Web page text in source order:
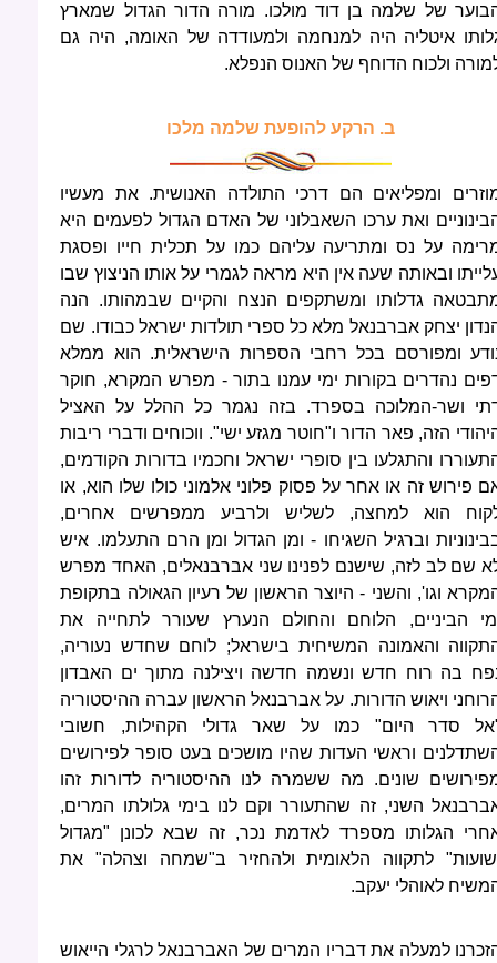
של שלמה בן דוד מולכו. מורה הדור הגדול שמארץ
איטליה היה למנחמה ולמעודדה של האומה, היה גם
ולכוח הדוחף של האנוס הנפלא.
ב. הרקע להופעת שלמה מלכו
ומפליאים הם דרכי התולדה האנושית. את מעשיו
ואת ערכו השאבלוני של האדם הגדול לפעמים היא
על נס ומתריעה עליהם כמו על תכלית חייו ופסגת
ובאותה שעה אין היא מראה לגמרי על אותו הניצוץ שבו
גדלותו ומשתקפים הנצח והקיים שבמהותו. הנה
יצחק אברבנאל מלא כל ספרי תולדות ישראל כבודו. שם
ומפורסם בכל רחבי הספרות הישראלית. הוא ממלא
נהדרים בקורות ימי עמנו בתור - מפרש המקרא, חוקר
ושר-המלוכה בספרד. בזה נגמר כל ההלל על האציל
הזה, פאר הדור ו"חוטר מגזע ישי". ווכוחים ודברי ריבות
והתגלעו בין סופרי ישראל וחכמיו בדורות הקודמים,
פירוש זה או אחר על פסוק פלוני אלמוני כולו שלו הוא, או
הוא למחצה, לשליש ולרביע ממפרשים אחרים,
וברגיל השגיחו - ומן הגדול ומן הרם התעלמו. איש
שם לב לזה, שישנם לפנינו שני אברבנאלים, האחד מפרש
וגו', והשני - היוצר הראשון של רעיון הגאולה בתקופת
הביניים, הלוחם והחולם הנערץ שעורר לתחייה את
והאמונה המשיחית בישראל; לוחם שחדש נעוריה,
בה רוח חדש ונשמה חדשה ויצילנה מתוך ים האבדון
ויאוש הדורות. על אברבנאל הראשון עברה ההיסטוריה
סדר היום" כמו על שאר גדולי הקהילות, חשובי
וראשי העדות שהיו מושכים בעט סופר לפירושים
שונים. מה ששמרה לנו ההיסטוריה לדורות זהו
השני, זה שהתעורר וקם לנו בימי גלולתו המרים,
הגלותו מספרד לאדמת נכר, זה שבא לכונן "מגדול
לתקווה הלאומית ולהחזיר ב"שמחה וצהלה" את
לאוהלי יעקב.
למעלה את דבריו המרים של האברבנאל לרגלי הייאוש